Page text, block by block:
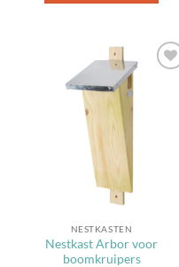
favorieten
NESTKASTEN
Nestkast Arbor voor
boomkruipers